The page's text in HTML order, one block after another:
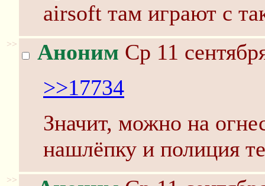
airsoft там играют с
>> Аноним Ср 11
>>17734
Значит, можно на
нашлёпку и полиция
>>